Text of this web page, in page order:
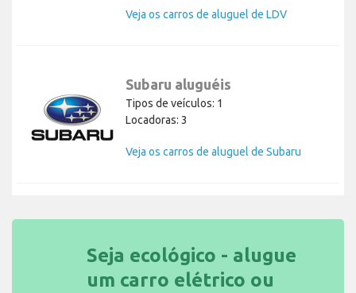
Veja os carros de aluguel de LDV
Subaru aluguéis
Tipos de veículos: 1
Locadoras: 3
Veja os carros de aluguel de Subaru
Seja ecológico - alugue
um carro elétrico ou